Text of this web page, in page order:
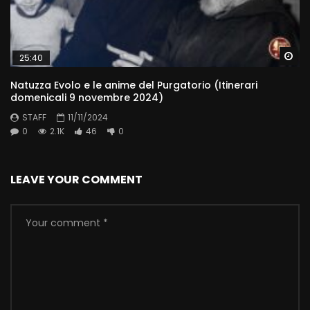
25:40
Natuzza Evolo e le anime del Purgatorio (Itinerari
domenicali 9 novembre 2024)
STAFF
11/11/2024
0
2.1K 46 0
LEAVE YOUR COMMENT